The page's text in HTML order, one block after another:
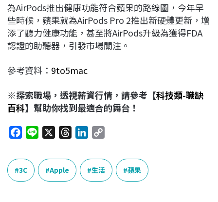
為AirPods推出健康功能符合蘋果的路線圖，今年早
些時候，蘋果就為AirPods Pro 2推出新硬體更新，增
添了聽力健康功能，甚至將AirPods升級為獲得FDA
認證的助聽器，引發市場關注。
參考資料： 9to5mac
※探索職場，透視薪資行情，請參考【科技類-職缺
百科】幫助你找到最適合的舞台！
c
e
b
n
e
r
e
a
n
k
e
p
y
L
3C Apple 生活 蘋果